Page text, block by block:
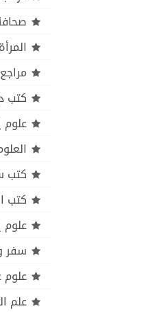
مراجع
كتب
علوم
كتب
كتب
علوم
سفر
علم